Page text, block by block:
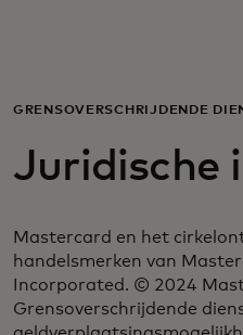
Voor bedrijven
Voor de wereld
Voor innovators
Nieuws en
GRENSOVERSCHRIJDENDE
Juridische
Mastercard en het
handelsmerken van
Incorporated. © 2024
Grensoverschrijdende